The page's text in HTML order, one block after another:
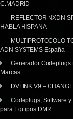
C.MADRID
REFLECTOR NXDN
HABLA HISPANA
MULTIPROTOCOLO
ADN SYSTEMS España
Generador Codeplugs
Marcas
DVLINK V9 –
Codeplugs, Software y
para Equipos DMR